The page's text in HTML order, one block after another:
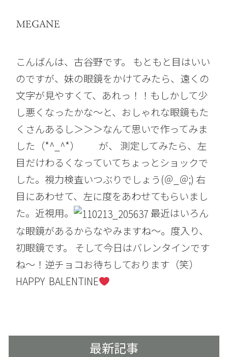
MEGANE
こんばんは、古谷野です。 もともと目はいい
のですが、妹の眼鏡をかけてみたら、遠くの
文字が見やすくて、あれっ！！もしかして少
し悪くなったかな～と、おしゃれな眼鏡もた
くさんあるし＞＞＞なんて思いで作ってみま
した（*^_^*） が、 測定してみたら、左
目だけわるくなっていてちょっとショックで
した。視力検査いつぶりでしょう(＠_＠;) 右
目にあわせて、左に度をあわせてもらいまし
た。近視用。
最近はいろん
な眼鏡があるからなやみますね～。度入り、
初眼鏡です。 そして今日はバレンタインです
ね～！逆チョコお待ちしております（笑）
HAPPY BALENTINE
最新記事